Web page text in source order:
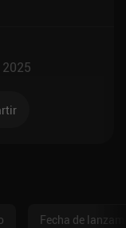
Fecha de